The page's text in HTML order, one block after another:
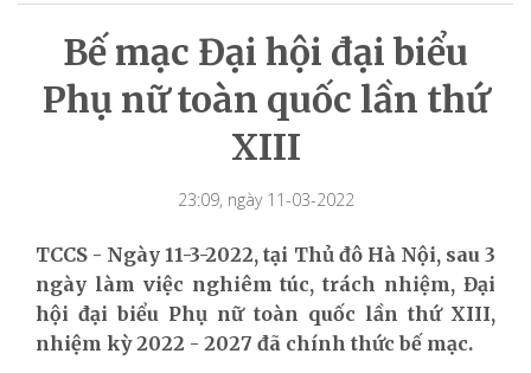
Bế mạc Đại hội đại biểu
Phụ nữ toàn quốc lần thứ
XIII
23:09, ngày 11-03-2022
TCCS - Ngày 11-3-2022, tại Thủ đô Hà Nội, sau 3
ngày làm việc nghiêm túc, trách nhiệm, Đại
hội đại biểu Phụ nữ toàn quốc lần thứ XIII,
nhiệm kỳ 2022 - 2027 đã chính thức bế mạc.